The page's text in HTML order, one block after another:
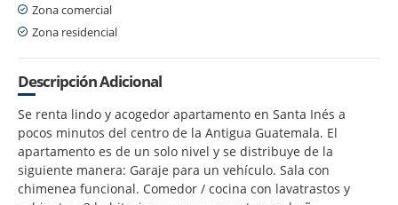
Zona comercial
Zona residencial
Descripción Adicional
Se renta lindo y acogedor apartamento en Santa Inés a
pocos minutos del centro de la Antigua Guatemala. El
apartamento es de un solo nivel y se distribuye de la
siguiente manera: Garaje para un vehículo. Sala con
chimenea funcional. Comedor / cocina con lavatrastos y